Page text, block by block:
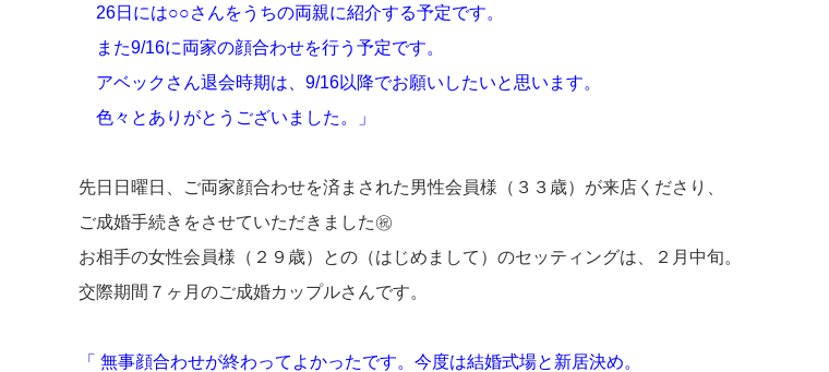
26日には○○さんをうちの両親に紹介する予定です。
また9/16に両家の顔合わせを行う予定です。
アベックさん退会時期は、9/16以降でお願いしたいと思います。
色々とありがとうございました。」
先日日曜日、ご両家顔合わせを済まされた男性会員様（３３歳）が来店くださり、
ご成婚手続きをさせていただきました㊗
お相手の女性会員様（２９歳）との（はじめまして）のセッティングは、２月中旬。
交際期間７ヶ月のご成婚カップルさんです。
「 無事顔合わせが終わってよかったです。今度は結婚式場と新居決め。